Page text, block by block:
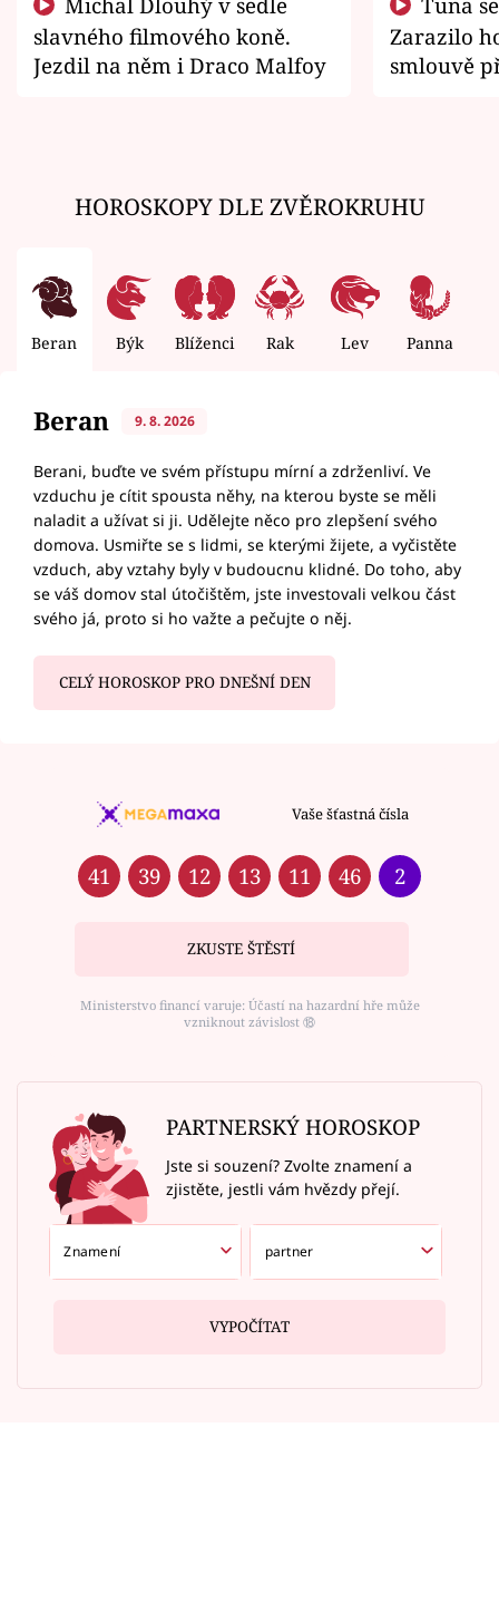
slavného filmového koně.
Jezdil na něm i Draco Malfoy
Zarazilo
smlouvě
HOROSKOPY DLE ZVĚROKRUHU
Beran Býk Blíženci Rak Lev Panna
Beran 9. 8. 2026
Berani, buďte ve svém přístupu mírní a zdrženliví. Ve
vzduchu je cítit spousta něhy, na kterou byste se měli
naladit a užívat si ji. Udělejte něco pro zlepšení svého
domova. Usmiřte se s lidmi, se kterými žijete, a vyčistěte
vzduch, aby vztahy byly v budoucnu klidné. Do toho, aby
se váš domov stal útočištěm, jste investovali velkou část
svého já, proto si ho važte a pečujte o něj.
CELÝ HOROSKOP PRO DNEŠNÍ DEN
Vaše šťastná čísla
41 39 12 13 11 46 2
ZKUSTE ŠTĚSTÍ
Ministerstvo financí varuje: Účastí na hazardní hře může
vzniknout závislost ⑱
PARTNERSKÝ HOROSKOP
Jste si souzení? Zvolte znamení a
zjistěte, jestli vám hvězdy přejí.
VYPOČÍTAT